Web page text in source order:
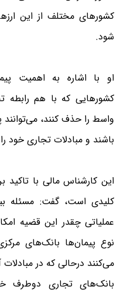
کشورهای مختلف از این
شود.
او با اشاره به اهمیت
کشورهایی که با هم رابطه
واسط را حذف کنند،
باشند و مبادلات تجاری خود
این کارشناس مالی با تاکید
کلیدی است، گفت: مسئله
عملیاتی چقدر این قضیه
نوع پیمان‌ها بانک‌های
می‌کنند درحالی که در
بانک‌های تجاری دوطرف